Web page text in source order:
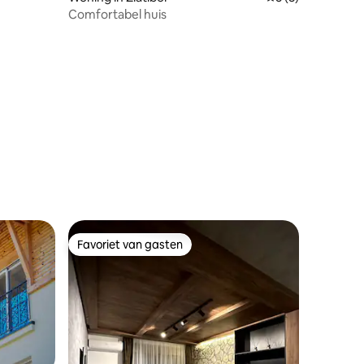
Comfortabel huis
Favoriet van gasten
Favoriet van gasten